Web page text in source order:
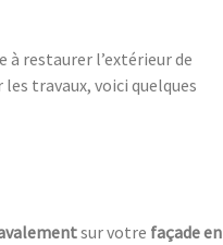
à restaurer l’extérieur de
travaux, voici quelques
sur votre façade en